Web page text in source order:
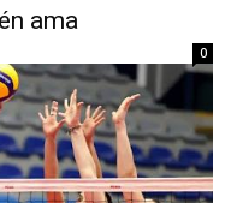
ama
0